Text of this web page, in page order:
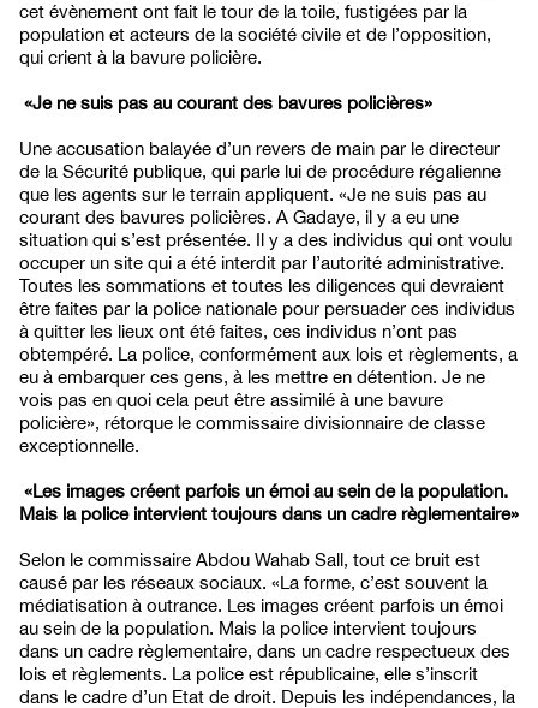
cet évènement ont fait le tour de la toile, fustigées par la
population et acteurs de la société civile et de l’opposition,
qui crient à la bavure policière.
«Je ne suis pas au courant des bavures policières»
Une accusation balayée d’un revers de main par le directeur
de la Sécurité publique, qui parle lui de procédure régalienne
que les agents sur le terrain appliquent. «Je ne suis pas au
courant des bavures policières. A Gadaye, il y a eu une
situation qui s’est présentée. Il y a des individus qui ont voulu
occuper un site qui a été interdit par l’autorité administrative.
Toutes les sommations et toutes les diligences qui devraient
être faites par la police nationale pour persuader ces individus
à quitter les lieux ont été faites, ces individus n’ont pas
obtempéré. La police, conformément aux lois et règlements, a
eu à embarquer ces gens, à les mettre en détention. Je ne
vois pas en quoi cela peut être assimilé à une bavure
policière», rétorque le commissaire divisionnaire de classe
exceptionnelle.
«Les images créent parfois un émoi au sein de la population.
Mais la police intervient toujours dans un cadre règlementaire»
Selon le commissaire Abdou Wahab Sall, tout ce bruit est
causé par les réseaux sociaux. «La forme, c’est souvent la
médiatisation à outrance. Les images créent parfois un émoi
au sein de la population. Mais la police intervient toujours
dans un cadre règlementaire, dans un cadre respectueux des
lois et règlements. La police est républicaine, elle s’inscrit
dans le cadre d’un Etat de droit. Depuis les indépendances, la